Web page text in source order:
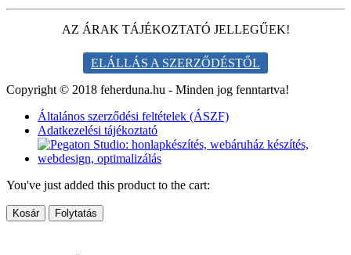
AZ ÁRAK TÁJÉKOZTATÓ JELLEGŰEK!
ELÁLLÁS A SZERZŐDÉSTŐL
Copyright © 2018 feherduna.hu - Minden jog fenntartva!
Általános szerződési feltételek (ÁSZF)
Adatkezelési tájékoztató
You've just added this product to the cart:
Kosár Folytatás